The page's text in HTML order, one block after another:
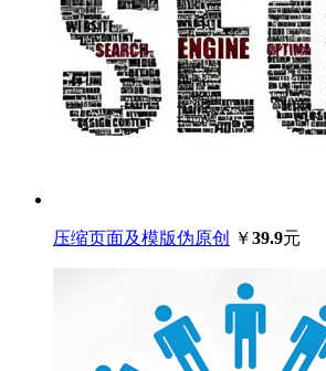
压缩页面及模版伪原创 ￥39.9元